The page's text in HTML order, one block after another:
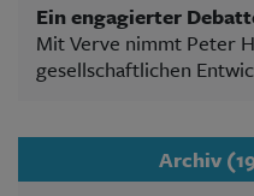
Ein engagierter
Mit Verve nimmt Peter
gesellschaftlichen
Archiv